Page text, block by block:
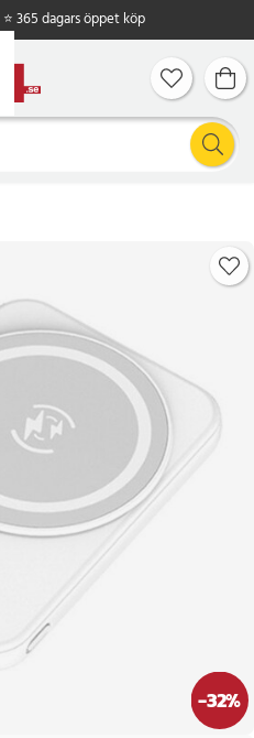
⭐ 365 dagars öppet köp
-32%